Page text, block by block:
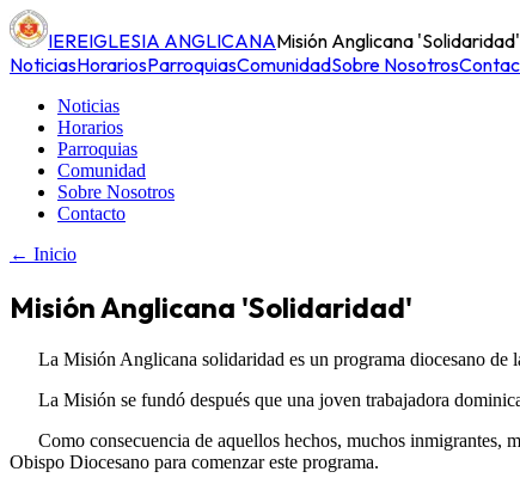
IEREIGLESIA ANGLICANAMisión Anglicana 'Solidaridad'
NoticiasHorariosParroquiasComunidadSobre Nosotros
Noticias
Horarios
Parroquias
Comunidad
Sobre Nosotros
Contacto
← Inicio
Misión Anglicana 'Solidaridad'
La Misión Anglicana solidaridad es un programa diocesano de
La Misión se fundó después que una joven trabajadora
Como consecuencia de aquellos hechos, muchos inmigrantes,
Obispo Diocesano para comenzar este programa.